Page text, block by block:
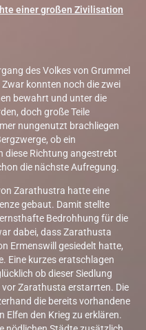
einer großen Zivilisation
des Volkes von Grummel
konnten noch die zwei
bewahrt und unter die
doch große Teile
nungenutzt brachliegen
ob ein
diese Richtung angestrebt
die nächste Aufregung.
Zarathustra hatte eine
gebaut. Damit stellte
Bedrohhung für die
dabei, dass Zarathusta
Ermenswill gesiedelt hatte,
Eine kurzes eratschlagen
ob dieser Siedlung
Zarathusta erstarrten. Die
die bereits vorhandene
den Krieg zu erklären.